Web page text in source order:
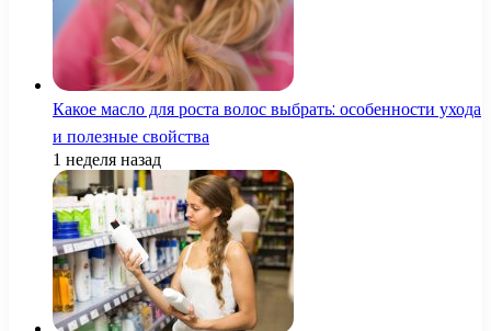
Какое масло для роста волос выбрать: особенности ухода
и полезные свойства
1 неделя назад